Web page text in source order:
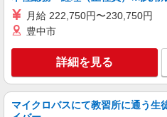
月給 222,750円〜230,750円
豊中市
詳細を見る
マイクロバスにて教習所に通う生